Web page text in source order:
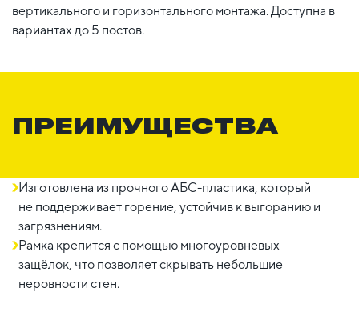
вертикального и горизонтального монтажа. Доступна в
вариантах до 5 постов.
ПРЕИМУЩЕСТВА
Изготовлена из прочного АБС-пластика, который
не поддерживает горение, устойчив к выгоранию и
загрязнениям.
Рамка крепится с помощью многоуровневых
защёлок, что позволяет скрывать небольшие
неровности стен.